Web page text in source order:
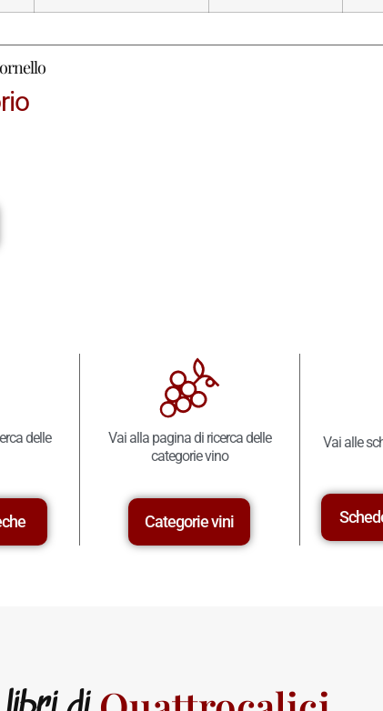
delle
Vai alla pagina di ricerca delle
categorie vino
Categorie vini
Vai alle